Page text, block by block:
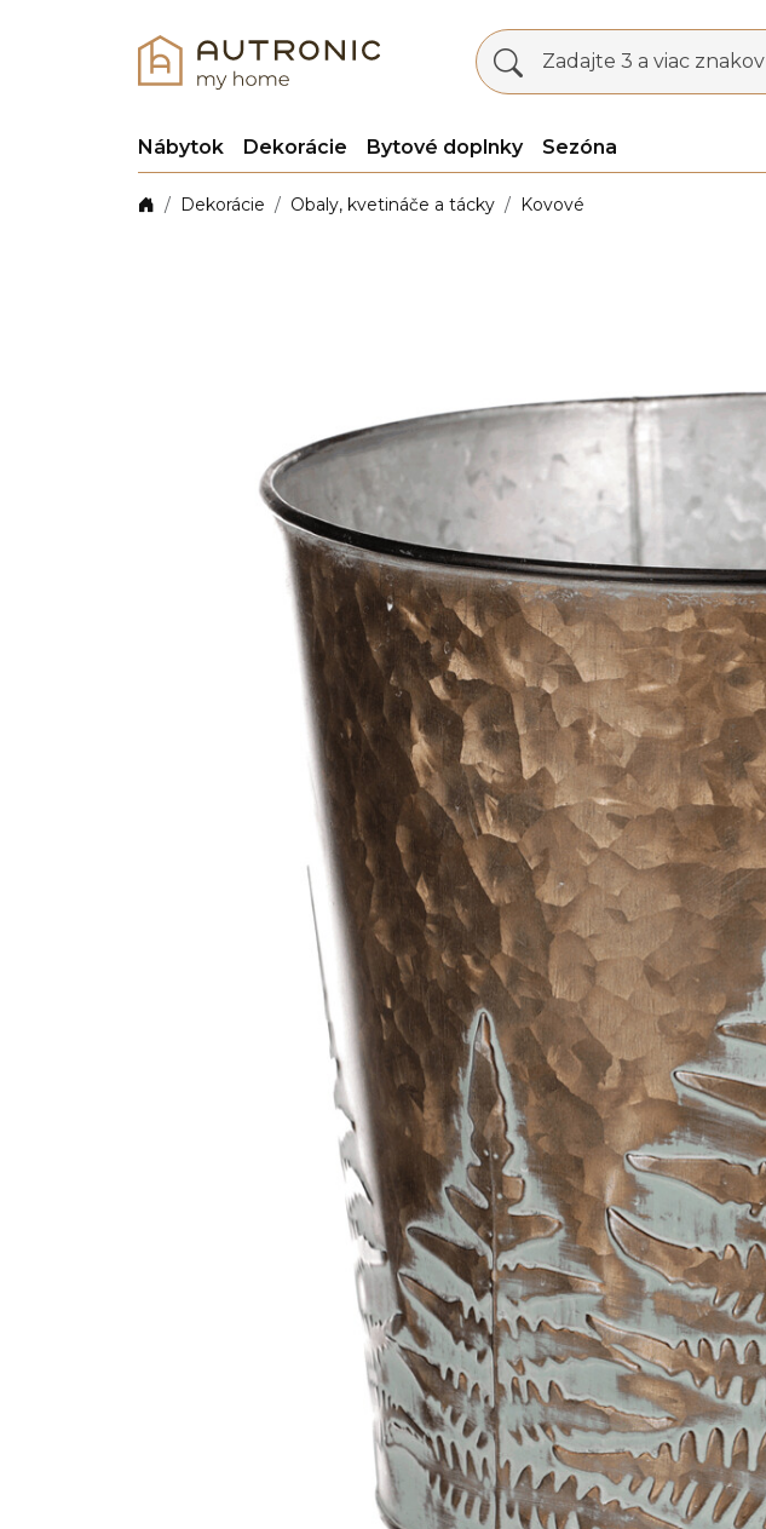
Zadajte 3 a viac znakov
Nábytok Dekorácie Bytové doplnky Sezóna
Dekorácie Obaly, kvetináče a tácky Kovové